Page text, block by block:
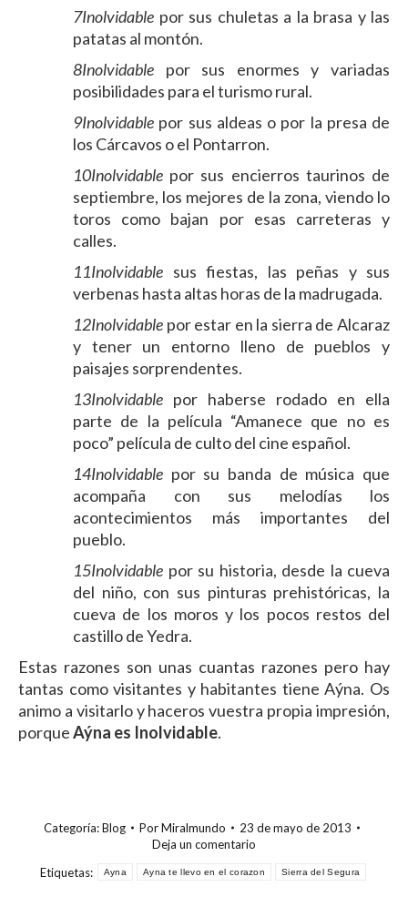
7Inolvidable por sus chuletas a la brasa y las
patatas al montón.
8Inolvidable por sus enormes y variadas
posibilidades para el turismo rural.
9Inolvidable por sus aldeas o por la presa de
los Cárcavos o el Pontarron.
10Inolvidable por sus encierros taurinos de
septiembre, los mejores de la zona, viendo lo
toros como bajan por esas carreteras y
calles.
11Inolvidable sus fiestas, las peñas y sus
verbenas hasta altas horas de la madrugada.
12Inolvidable por estar en la sierra de Alcaraz
y tener un entorno lleno de pueblos y
paisajes sorprendentes.
13Inolvidable por haberse rodado en ella
parte de la película “Amanece que no es
poco” película de culto del cine español.
14Inolvidable por su banda de música que
acompaña con sus melodías los
acontecimientos más importantes del
pueblo.
15Inolvidable por su historia, desde la cueva
del niño, con sus pinturas prehistóricas, la
cueva de los moros y los pocos restos del
castillo de Yedra.
Estas razones son unas cuantas razones pero hay
tantas como visitantes y habitantes tiene Aýna. Os
animo a visitarlo y haceros vuestra propia impresión,
porqueAýna es Inolvidable.
Categoría:Blog PorMiralmundo
23 de mayo de 2013
Deja un comentario
Etiquetas:
Ayna Ayna te llevo en el corazon Sierra del Segura